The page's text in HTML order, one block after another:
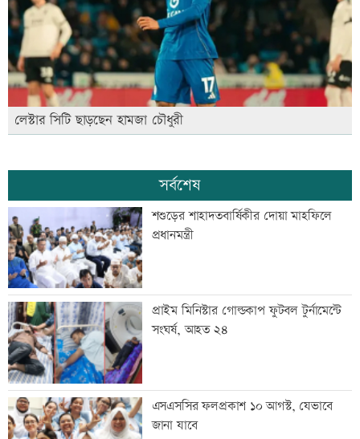
লেস্টার সিটি ছাড়ছেন হামজা চৌধুরী
সর্বশেষ
শশুড়ের শাহাদতবার্ষিকীর দোয়া মাহফিলে
প্রধানমন্ত্রী
প্রাইম মিনিস্টার গোল্ডকাপ ফুটবল টুর্নামেন্টে
সংঘর্ষ, আহত ২৪
এসএসসির ফলপ্রকাশ ১০ আগস্ট, যেভাবে
জানা যাবে